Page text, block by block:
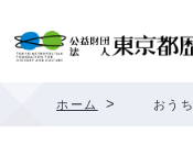
ホーム > おう